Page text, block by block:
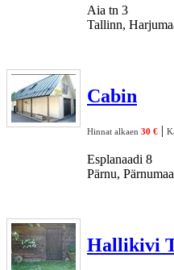
Aia tn 3
Tallinn,
Cabin
Hinnat alkaen 30 € |
Esplanaadi 8
Pärnu, Pärnumaa
Hallikivi